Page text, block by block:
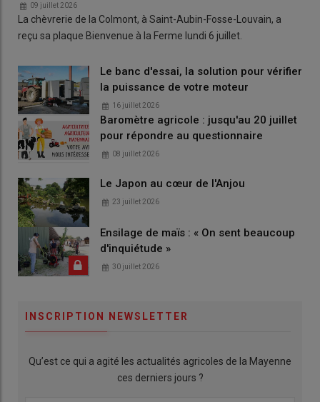
09 juillet 2026
La chèvrerie de la Colmont, à Saint-Aubin-Fosse-Louvain, a
reçu sa plaque Bienvenue à la Ferme lundi 6 juillet.
Le banc d'essai, la solution pour vérifier
la puissance de votre moteur
16 juillet 2026
Baromètre agricole : jusqu'au 20 juillet
pour répondre au questionnaire
08 juillet 2026
Le Japon au cœur de l'Anjou
23 juillet 2026
Ensilage de maïs : « On sent beaucoup
d'inquiétude »
30 juillet 2026
INSCRIPTION NEWSLETTER
Qu’est ce qui a agité les actualités agricoles de la Mayenne
ces derniers jours ?